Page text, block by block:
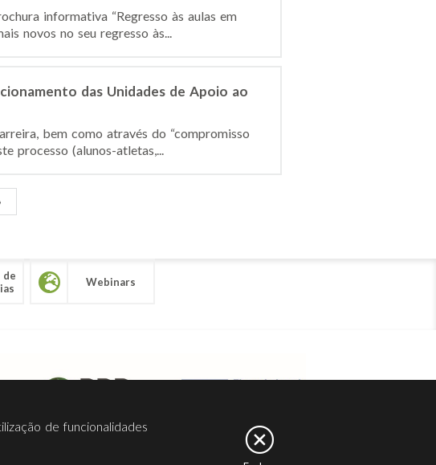
informativa “Regresso às aulas em
novos no seu regresso às...
das Unidades de Apoio ao
bem como através do “compromisso
processo (alunos-atletas,...
de
Webinars
de funcionalidades